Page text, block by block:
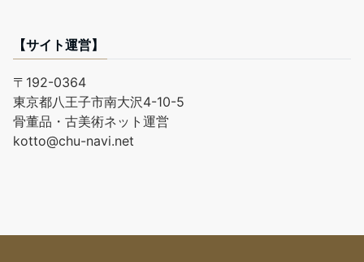
【サイト運営】
〒192-0364
東京都八王子市南大沢4-10-5
骨董品・古美術ネット運営
kotto@chu-navi.net